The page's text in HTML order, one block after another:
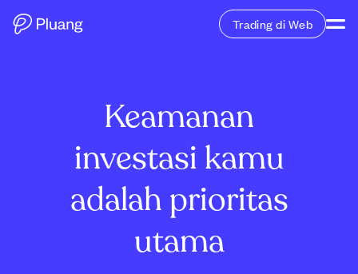
Trading di Web
Keamanan
investasi kamu
adalah prioritas
utama